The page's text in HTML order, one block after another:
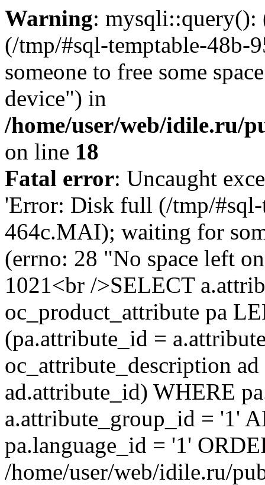
Warning:
(/tmp/#sql-temptable-
someone to free some
device") in
/home/user/web/idile.ru/
on line 18
Fatal error: Uncaught
'Error: Disk full (/tmp/
464c.MAI); waiting for
(errno: 28 "No space left
1021<br />SELECT
oc_product_attribute pa
(pa.attribute_id =
oc_attribute_description
ad.attribute_id) WHERE
a.attribute_group_id = '1'
pa.language_id = '1'
/home/user/web/idile.ru/